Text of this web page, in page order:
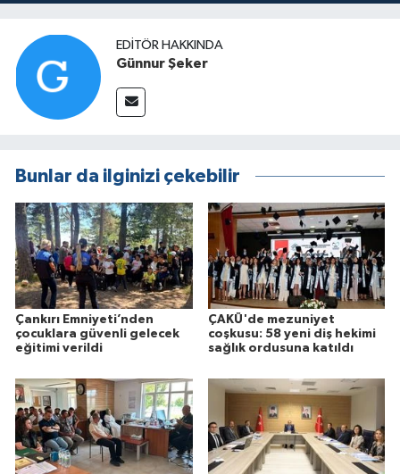
EDITÖR HAKKINDA
Günnur Şeker
Bunlar da ilginizi çekebilir
Çankırı Emniyeti’nden
çocuklara güvenli gelecek
eğitimi verildi
ÇAKÜ'de mezuniyet
coşkusu: 58 yeni diş hekimi
sağlık ordusuna katıldı